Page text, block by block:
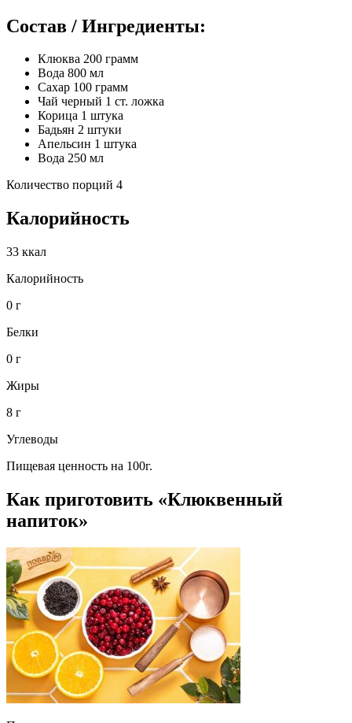
Состав / Ингредиенты:
Клюква 200 грамм
Вода 800 мл
Сахар 100 грамм
Чай черный 1 ст. ложка
Корица 1 штука
Бадьян 2 штуки
Апельсин 1 штука
Вода 250 мл
Количество порций 4
Калорийность
33 ккал
Калорийность
0 г
Белки
0 г
Жиры
8 г
Углеводы
Пищевая ценность на 100г.
Как приготовить «Клюквенный
напиток»